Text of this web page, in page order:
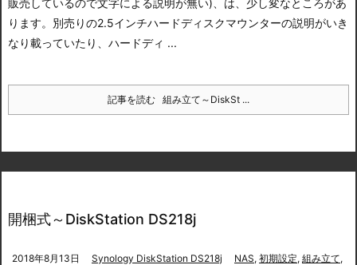
販売しているので文字による説明が無い)、 は、少し変なところがあ
ります。別売りの2.5インチハードディスクマウンターの説明がいき
なり載っていたり、ハードディ ...
記事を読む 組み立て～DiskSt ...
開梱式～DiskStation DS218j
2018年8月13日 Synology DiskStation DS218j NAS, 初期設定, 組み立て,